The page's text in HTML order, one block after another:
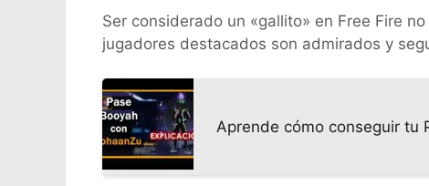
Ser considerado un «gallito» en Free Fire
jugadores destacados son admirados y
Aprende cómo conseguir tu